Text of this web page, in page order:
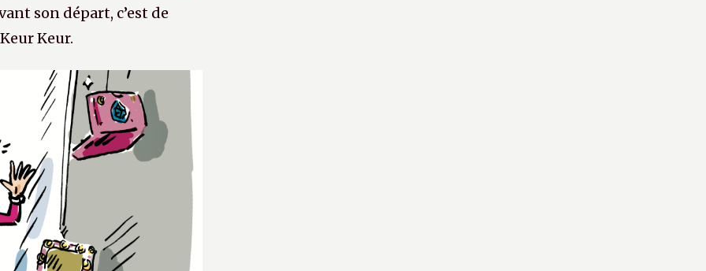
son départ, c’est de
Keur.